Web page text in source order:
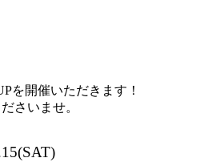
を開催いただきます！
さいませ。